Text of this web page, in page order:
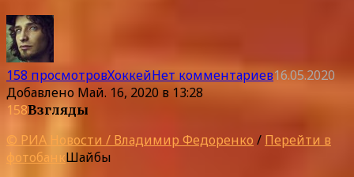
158 просмотровХоккейНет комментариев16.05.2020
Добавлено Май. 16, 2020 в 13:28
158Взгляды
© РИА Новости / Владимир Федоренко / Перейти в
фотобанкШайбы